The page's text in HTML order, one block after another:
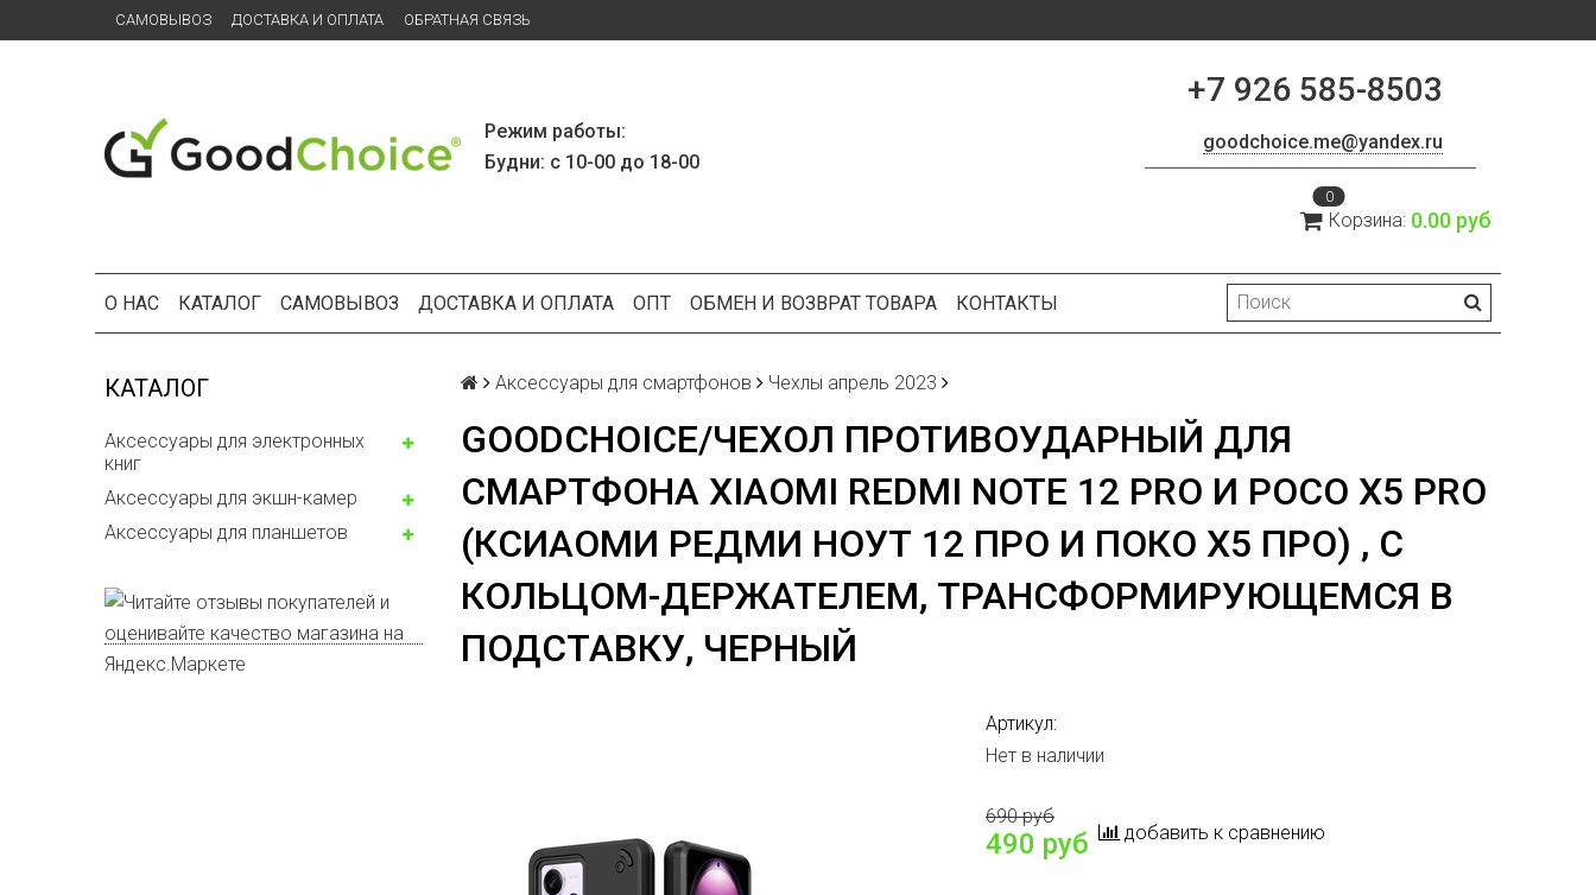
САМОВЫВОЗ ДОСТАВКА И ОПЛАТА ОБРАТНАЯ СВЯЗЬ
Режим работы:
Будни: с 10-00 до 18-00
+7 926 585-8503
goodchoice.me@yandex.ru
0
Корзина: 0.00 руб
О НАС КАТАЛОГ САМОВЫВОЗ ДОСТАВКА И ОПЛАТА ОПТ ОБМЕН И ВОЗВРАТ ТОВАРА КОНТАКТЫ
КАТАЛОГ
Аксессуары для электронных
книг
Аксессуары для экшн-камер
Аксессуары для планшетов
Аксессуары для смартфонов Чехлы апрель 2023
GOODCHOICE/ЧЕХОЛ ПРОТИВОУДАРНЫЙ ДЛЯ
СМАРТФОНА XIAOMI REDMI NOTE 12 PRO И POCO X5 PRO
(КСИАОМИ РЕДМИ НОУТ 12 ПРО И ПОКО Х5 ПРО) , С
КОЛЬЦОМ-ДЕРЖАТЕЛЕМ, ТРАНСФОРМИРУЮЩЕМСЯ В
ПОДСТАВКУ, ЧЕРНЫЙ
Артикул:
Нет в наличии
690 руб
490 руб добавить к сравнению